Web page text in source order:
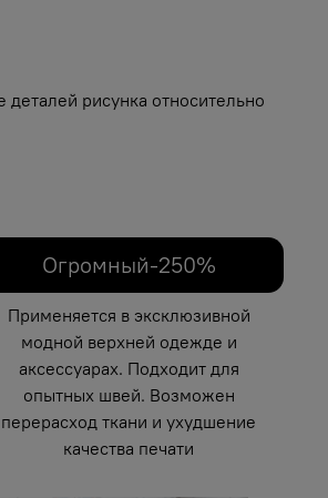
рисунка относительно
Огромный-250%
Применяется в эксклюзивной
модной верхней одежде и
аксессуарах. Подходит для
опытных швей. Возможен
перерасход ткани и ухудшение
качества печати